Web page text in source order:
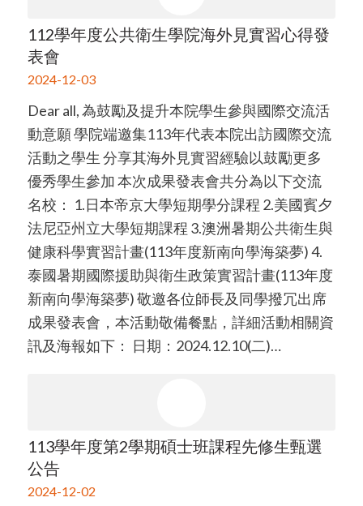
112學年度公共衛生學院海外見實習心得發
表會
2024-12-03
Dear all, 為鼓勵及提升本院學生參與國際交流活
動意願 學院端邀集113年代表本院出訪國際交流
活動之學生 分享其海外見實習經驗以鼓勵更多
優秀學生參加 本次成果發表會共分為以下交流
名校： 1.日本帝京大學短期學分課程 2.美國賓夕
法尼亞州立大學短期課程 3.澳洲暑期公共衛生與
健康科學實習計畫(113年度新南向學海築夢) 4.
泰國暑期國際援助與衛生政策實習計畫(113年度
新南向學海築夢) 敬邀各位師長及同學撥冗出席
成果發表會，本活動敬備餐點，詳細活動相關資
訊及海報如下： 日期：2024.12.10(二)…
113學年度第2學期碩士班課程先修生甄選
公告
2024-12-02